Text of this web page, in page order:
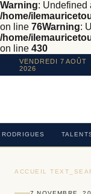
Warning: Undefined
/home/
on line 76Warning:
/home/
on line 430
VENDREDI 7 AOÛT
2026
RODRIGUES
ACCUEIL ›